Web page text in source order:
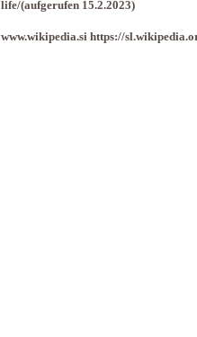
life/(aufgerufen 15.2.2023)
www.wikipedia.si https://